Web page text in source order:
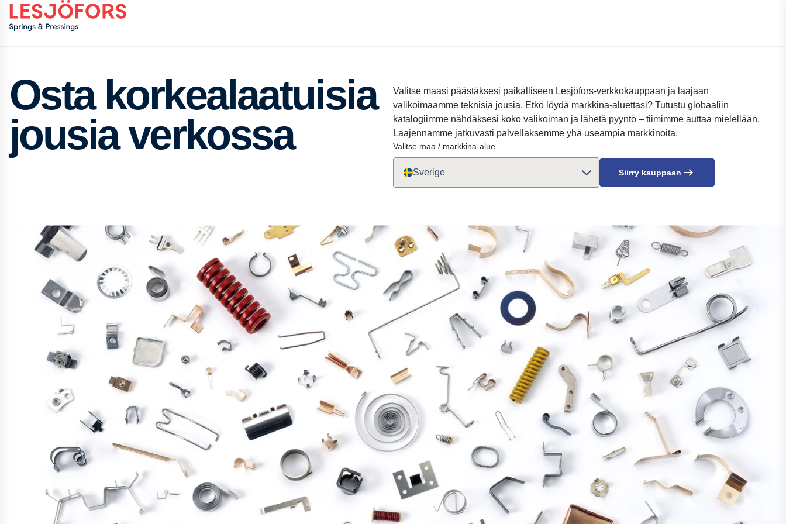
Osta korkealaatuisia
jousia verkossa
Valitse maasi päästäksesi paikalliseen Lesjöfors-verkkokauppaan ja laajaan
valikoimaamme teknisiä jousia. Etkö löydä markkina-aluettasi? Tutustu globaaliin
katalogiimme nähdäksesi koko valikoiman ja lähetä pyyntö – tiimimme auttaa mielellään.
Laajennamme jatkuvasti palvellaksemme yhä useampia markkinoita.
Valitse maa / markkina-alue
Sverige Siirry kauppaan